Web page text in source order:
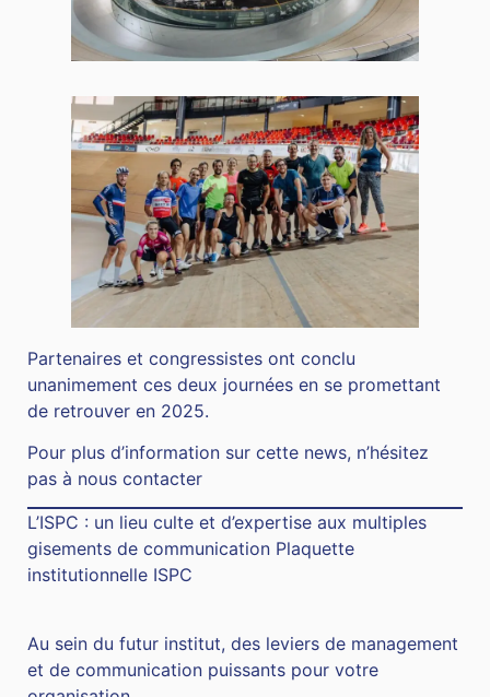
Partenaires et congressistes ont conclu
unanimement ces deux journées en se promettant
de retrouver en 2025.
Pour plus d’information sur cette news, n’hésitez
pas à nous contacter
L’ISPC : un lieu culte et d’expertise aux multiples
gisements de communication Plaquette
institutionnelle ISPC
Au sein du futur institut, des leviers de management
et de communication puissants pour votre